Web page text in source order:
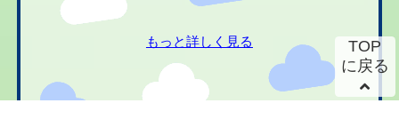
もっと詳しく見る
TOP
に戻る